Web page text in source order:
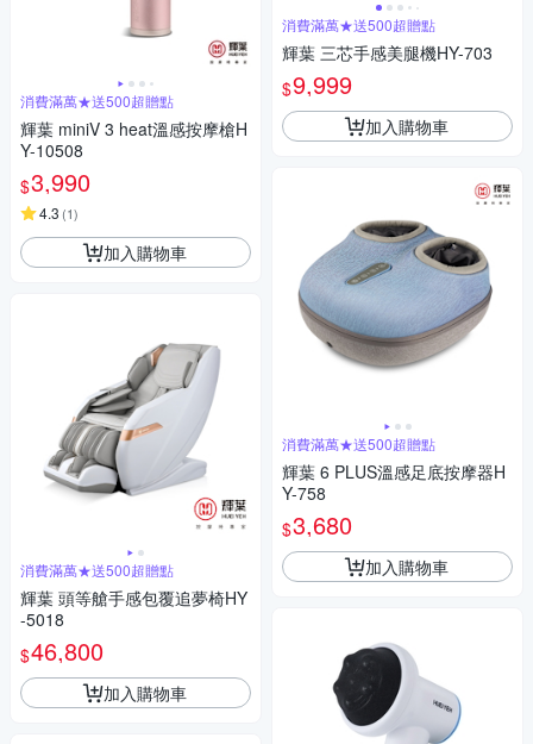
消費滿萬★送500超贈點
輝葉 miniV 3 heat溫感按摩槍H
Y-10508
$3,990
4.3 (1)
加入購物車
消費滿萬★送500超贈點
輝葉 頭等艙手感包覆追夢椅HY
-5018
$46,800
加入購物車
消費滿萬★送500超贈點
輝葉 三芯手感美腿機HY-703
$9,999
加入購物車
消費滿萬★送500超贈點
輝葉 6 PLUS溫感足底按摩器H
Y-758
$3,680
加入購物車